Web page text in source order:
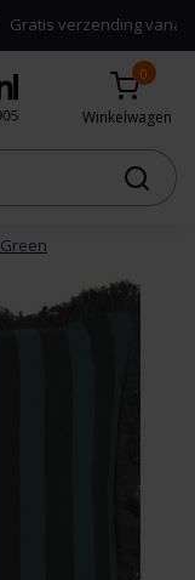
verzending vanaf €50,-
0
Winkelwagen